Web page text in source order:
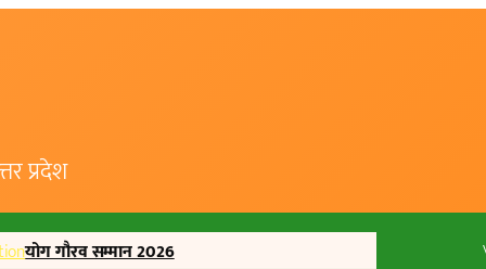
प्रदेश
योग गौरव सम्मान 2026